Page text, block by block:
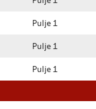
Pulje 1
Pulje 1
Pulje 1